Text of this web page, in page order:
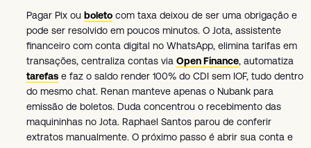
Pagar Pix ou boleto com taxa deixou de ser uma obrigação e
pode ser resolvido em poucos minutos. O Jota, assistente
financeiro com conta digital no WhatsApp, elimina tarifas em
transações, centraliza contas via Open Finance, automatiza
tarefas e faz o saldo render 100% do CDI sem IOF, tudo dentro
do mesmo chat. Renan manteve apenas o Nubank para
emissão de boletos. Duda concentrou o recebimento das
maquininhas no Jota. Raphael Santos parou de conferir
extratos manualmente. O próximo passo é abrir sua conta e